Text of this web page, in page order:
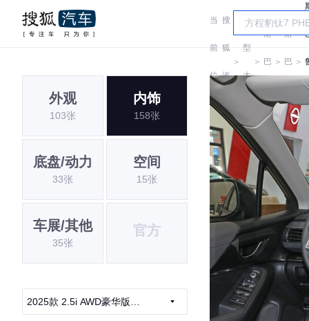
当
前
位
置:
搜
狐
汽
车
＞
车
型
大
＞
斯
巴
鲁
＞
斯
巴 ＞
外观
103张
内饰
158张
底盘/动力
33张
空间
15张
车展/其他
35张
官方
2025款 2.5i AWD豪华版